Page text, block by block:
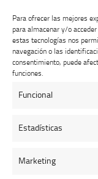
Para ofrecer las mejores
para almacenar y/o
estas tecnologías nos
navegación o las
consentimiento, puede
funciones.
Funcional
Estadísticas
Marketing